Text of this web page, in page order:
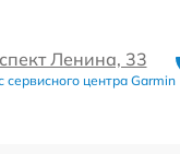
Ленина, 33
сервисного центра Garmin